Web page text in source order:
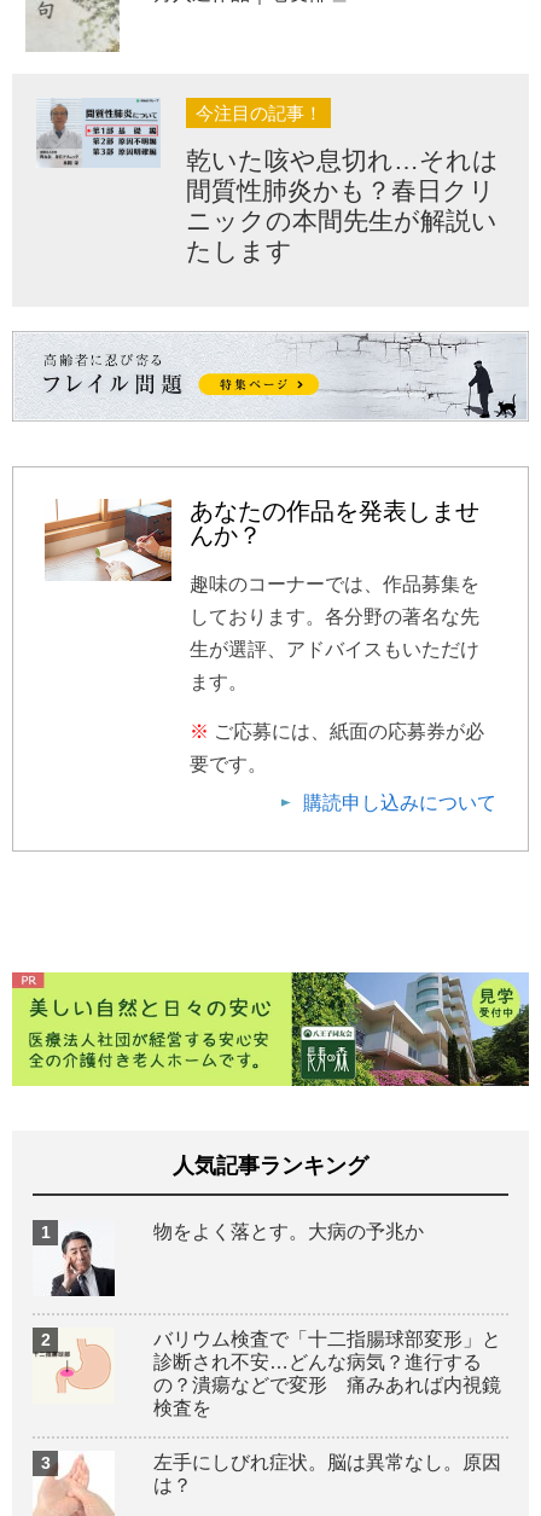
今注目の記事！
乾いた咳や息切れ…それは
間質性肺炎かも？春日クリ
ニックの本間先生が解説い
たします
あなたの作品を発表しませ
んか？
趣味のコーナーでは、作品募集を
しております。各分野の著名な先
生が選評、アドバイスもいただけ
ます。
※ ご応募には、紙面の応募券が必
要です。
購読申し込みについて
人気記事ランキング
物をよく落とす。大病の予兆か
バリウム検査で「十二指腸球部変形」と
診断され不安…どんな病気？進行する
の？潰瘍などで変形 痛みあれば内視鏡
検査を
左手にしびれ症状。脳は異常なし。原因
は？